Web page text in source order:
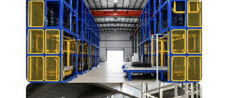
繁體中文 English
日本語 简体中文